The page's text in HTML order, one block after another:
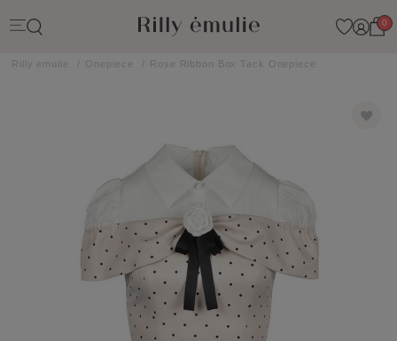
0
Rilly emulie Onepiece Rose Ribbon Box Tack Onepiece